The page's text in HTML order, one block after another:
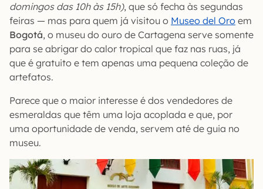
domingos das 10h às 15h), que só fecha às segundas
feiras — mas para quem já visitou o Museo del Oro em
Bogotá, o museu do ouro de Cartagena serve somente
para se abrigar do calor tropical que faz nas ruas, já
que é gratuito e tem apenas uma pequena coleção de
artefatos.
Parece que o maior interesse é dos vendedores de
esmeraldas que têm uma loja acoplada e que, por
uma oportunidade de venda, servem até de guia no
museu.